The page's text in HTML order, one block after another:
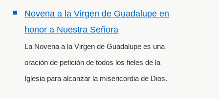
Novena a la Virgen de Guadalupe en
honor a Nuestra Señora
La Novena a la Virgen de Guadalupe es una
oración de petición de todos los fieles de la
Iglesia para alcanzar la misericordia de Dios.